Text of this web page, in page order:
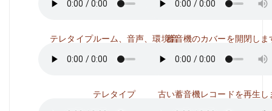
テレタイプルーム、音声、環境音
テレタイプ
蓄音機のカバーを開閉しま
古い蓄音機レコードを再生し